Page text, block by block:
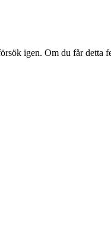
igen. Om du får detta